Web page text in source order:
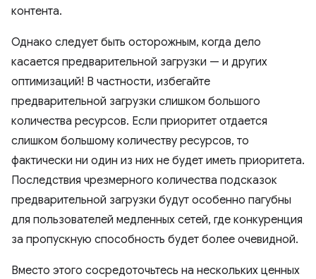
контента.
Однако следует быть осторожным, когда дело
касается предварительной загрузки — и других
оптимизаций! В частности, избегайте
предварительной загрузки слишком большого
количества ресурсов. Если приоритет отдается
слишком большому количеству ресурсов, то
фактически ни один из них не будет иметь приоритета.
Последствия чрезмерного количества подсказок
предварительной загрузки будут особенно пагубны
для пользователей медленных сетей, где конкуренция
за пропускную способность будет более очевидной.
Вместо этого сосредоточьтесь на нескольких ценных